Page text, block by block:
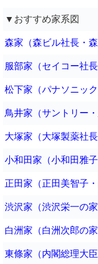
▼おすすめ家系図
森家（森ビル社長・
服部家（セイコー社
松下家（パナソニッ
鳥井家（サントリー
大塚家（大塚製薬社
小和田家（小和田雅
正田家（正田美智子
渋沢家（渋沢栄一の家
白洲家（白洲次郎の家
東條家（内閣総理大